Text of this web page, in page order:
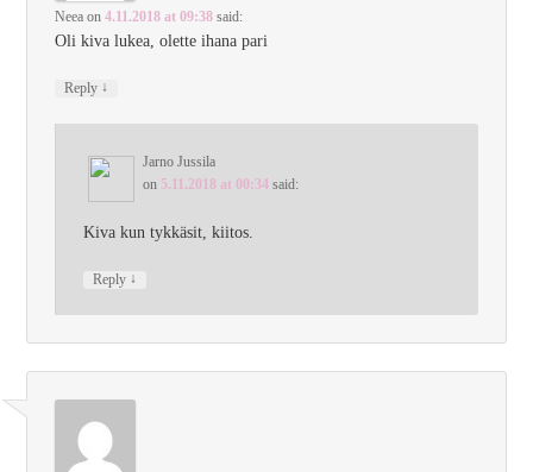
Neea on4.11.2018 at 09:38 said:
Oli kiva lukea, olette ihana pari
Reply ↓
Jarno Jussila
on 5.11.2018 at 00:34 said:
Kiva kun tykkäsit, kiitos.
Reply ↓